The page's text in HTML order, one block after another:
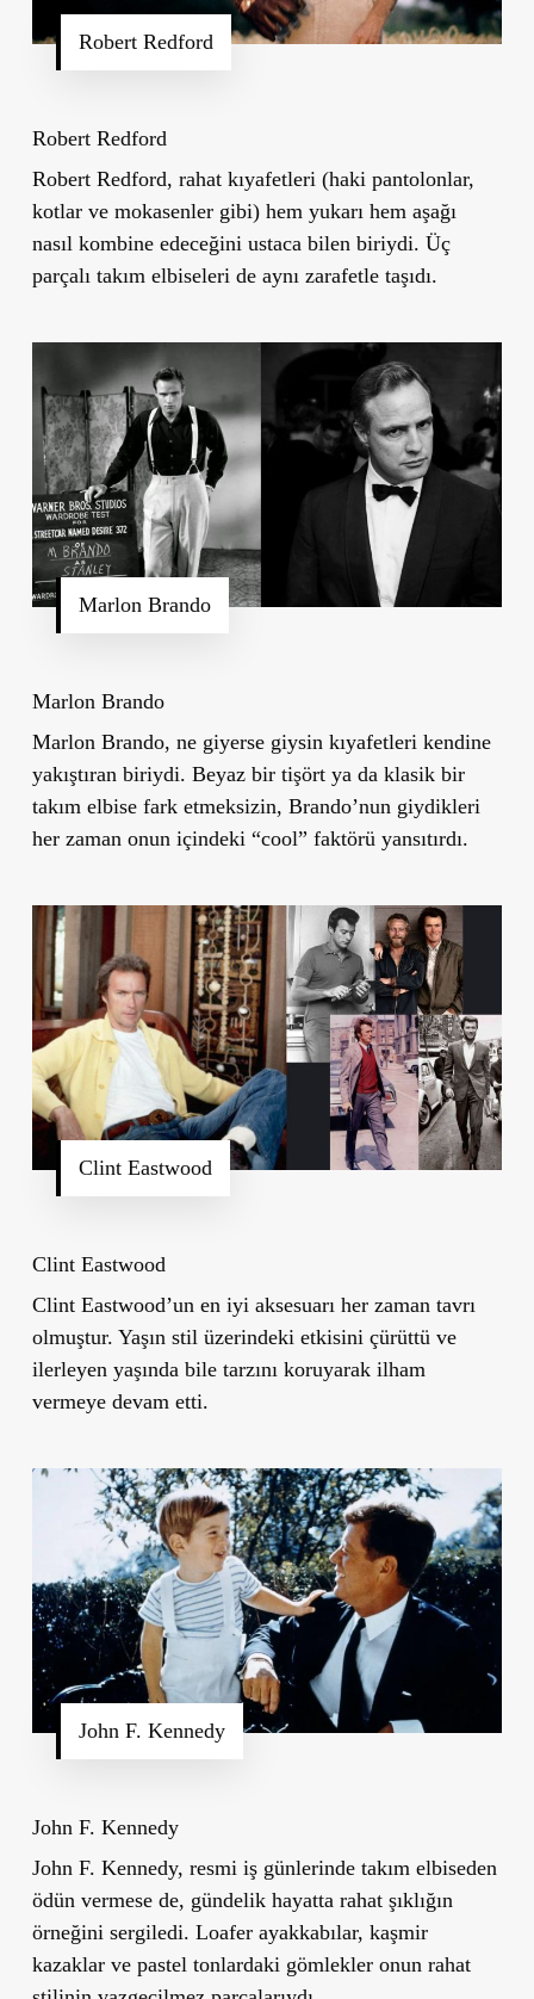
Robert Redford
Robert Redford
Robert Redford, rahat kıyafetleri (haki pantolonlar,
kotlar ve mokasenler gibi) hem yukarı hem aşağı
nasıl kombine edeceğini ustaca bilen biriydi. Üç
parçalı takım elbiseleri de aynı zarafetle taşıdı.
Marlon Brando
Marlon Brando
Marlon Brando, ne giyerse giysin kıyafetleri kendine
yakıştıran biriydi. Beyaz bir tişört ya da klasik bir
takım elbise fark etmeksizin, Brando’nun giydikleri
her zaman onun içindeki “cool” faktörü yansıtırdı.
Clint Eastwood
Clint Eastwood
Clint Eastwood’un en iyi aksesuarı her zaman tavrı
olmuştur. Yaşın stil üzerindeki etkisini çürüttü ve
ilerleyen yaşında bile tarzını koruyarak ilham
vermeye devam etti.
John F. Kennedy
John F. Kennedy
John F. Kennedy, resmi iş günlerinde takım elbiseden
ödün vermese de, gündelik hayatta rahat şıklığın
örneğini sergiledi. Loafer ayakkabılar, kaşmir
kazaklar ve pastel tonlardaki gömlekler onun rahat